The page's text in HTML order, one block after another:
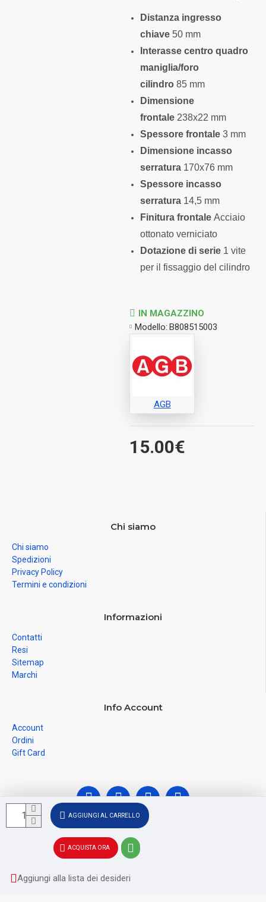
Distanza ingresso
chiave 50 mm
Interasse centro quadro
maniglia/foro
cilindro 85 mm
Dimensione
frontale 238x22 mm
Spessore frontale 3 mm
Dimensione incasso
serratura 170x76 mm
Spessore incasso
serratura 14,5 mm
Finitura frontale Acciaio
ottonato verniciato
Dotazione di serie 1 vite
per il fissaggio del cilindro
15.00€
IN MAGAZZINO
Modello: B808515003
AGB
AGGIUNGI AL CARRELLO
ACQUISTA ORA
Aggiungi alla lista dei desideri
Chi siamo
Chi siamo
Spedizioni
Privacy Policy
Termini e condizioni
Informazioni
Contatti
Resi
Sitemap
Marchi
Info Account
Account
Ordini
Gift Card
© Ferramenta Santoro Domenico 2026, C.F.
SNTDNC60T04F481U, P.IVA IT02228110652 - Registro delle